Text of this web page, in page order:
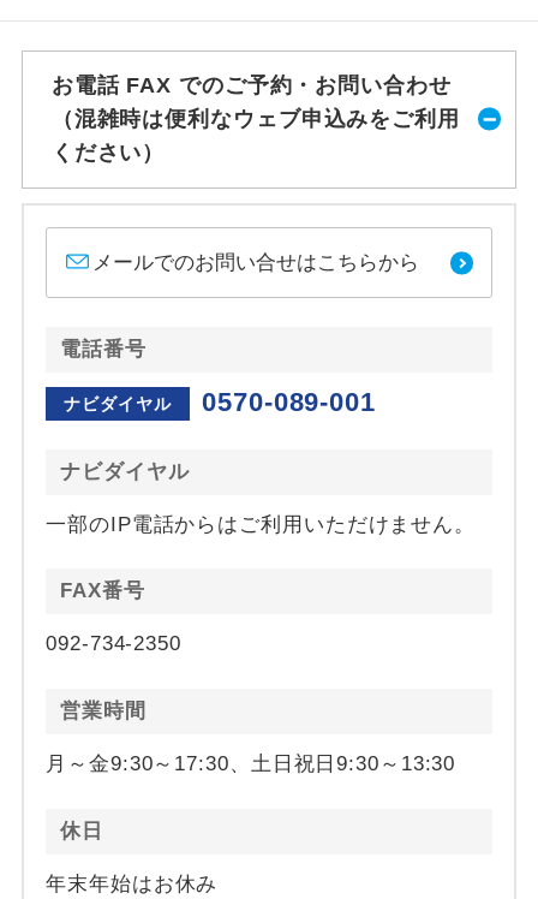
お電話 FAX でのご予約・お問い合わせ
（混雑時は便利なウェブ申込みをご利用
ください）
メールでのお問い合せはこちらから
電話番号
ナビダイヤル 0570-089-001
ナビダイヤル
一部のIP電話からはご利用いただけません。
FAX番号
092-734-2350
営業時間
月～金9:30～17:30、土日祝日9:30～13:30
休日
年末年始はお休み